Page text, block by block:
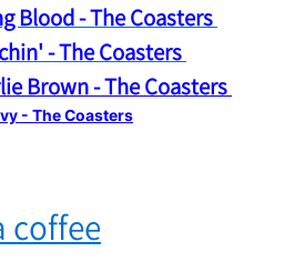
Blood - The Coasters
- The Coasters
Brown - The Coasters
- The Coasters
coffee